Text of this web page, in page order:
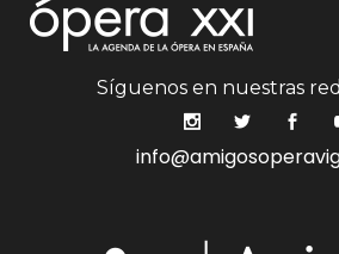
Síguenos en nuestras